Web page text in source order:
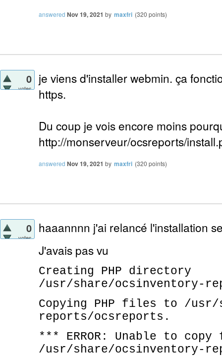
answered Nov 19, 2021 by maxfri (320 points)
0
votes
je viens d'installer webmin. ça
https.
Du coup je vois encore moins
http://monserveur/ocsreports/
answered Nov 19, 2021 by maxfri (320 points)
0
votes
haaannnn j'ai relancé l'installation
J'avais pas vu
Creating PHP directory
/usr/share/ocsinventory-
Copying PHP files to /usr/
reports/ocsreports.
*** ERROR: Unable to
/usr/share/ocsinventory-